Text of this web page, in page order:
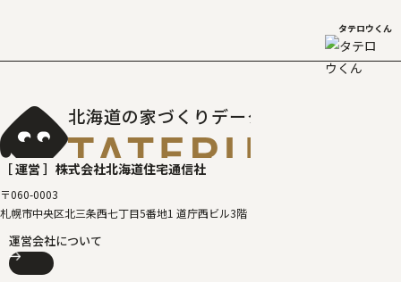
タテロウくん
北海道の家づくりデータベース
［ 運営 ］ 株式会社北海道住宅通信社
〒060-0003
札幌市中央区北三条西七丁目5番地1 道庁西ビル3階
運営会社について